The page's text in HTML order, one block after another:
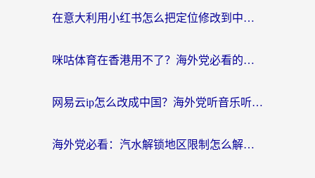
在意大利用小红书怎么把定位修改到中国国内？3个实用技巧+1个靠谱工具帮你搞定
咪咕体育在香港用不了？海外党必看的回国加速器选择指南（附3个真实场景解决方案）
网易云ip怎么改成中国？海外党听音乐听书的无痛解决方案
海外党必看：汽水解锁地区限制怎么解除？3招解决国内影音&生活服务难题